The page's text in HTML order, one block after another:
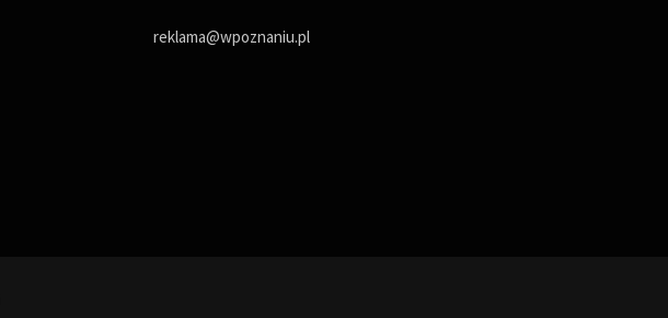
reklama@wpoznaniu.pl